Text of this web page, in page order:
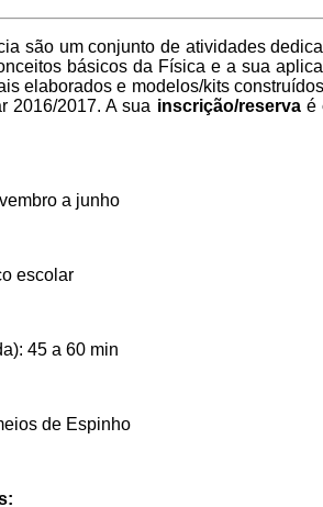
são um conjunto de atividades
básicos da Física e a sua
elaborados e modelos/kits
2016/2017. A sua inscrição/reservaé
a junho
escolar
45 a 60 min
de Espinho